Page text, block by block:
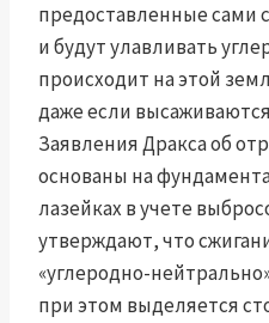
предоставленные сами
и будут улавливать
происходит на этой
даже если
Заявления Дракса об
основаны на
лазейках в учете
утверждают, что
«углеродно-
при этом выделяется